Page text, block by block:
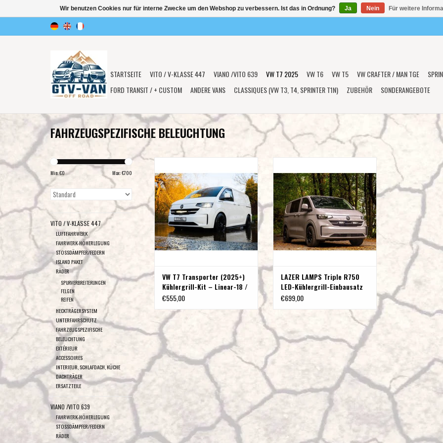
STARTSEITE VITO / V-KLASSE 447 VIANO /VITO 639 VW T7 2025 VW T6 VW T5 VW CRAFTER / MAN TGE
FORD TRANSIT / + CUSTOM
ANDERE VANS CLASSIQUES (VW T3, T4, SPRINTER T1N) ZUBEHÖR SONDERANGEBOTE
FAHRZEUGSPEZIFISCHE BELEUCHTUNG
Min: €0 Max: €700
VITO / V-KLASSE 447
LUFTFAHRWERK
FAHRWERK-HÖHERLEGUNG
STOSSDÄMPFER/FEDERN
ISLAND PAKET
RÄDER
SPURVERBREITERUNGEN
FELGEN
REIFEN
HECKTRÄGERSYSTEM
UNTERFAHRSCHUTZ
FAHRZEUGSPEZIFISCHE
BELEUCHTUNG
EXTÉRIEUR
ACCESSOIRES
INTERIEUR, SCHLAFDACH, KÜCHE
DACHTRÄGER
ERSATZTEILE
VIANO /VITO 639
FAHRWERK-HÖHERLEGUNG
STOSSDÄMPFER/FEDERN
RÄDER
Kit – Linear-18 / Glide
ZUM WARENKORB HINZUFÜGEN
VW T7 Transporter (2025+)
Kühlergrill-Kit – Linear-18 /
Glide
€555,00
Kühlergrill-Einbausatz für den VW T7
Transporter (ab 2025)
ZUM WARENKORB HINZUFÜGEN
LAZER LAMPS Triple R750
LED-Kühlergrill-Einbausatz
für den VW T7 Transporter
€699,00
Wir benutzen Cookies nur für interne Zwecke um den Webshop zu verbessern. Ist das in Ordnung? Ja Nein Für weitere